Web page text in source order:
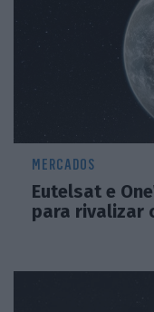
MERCADOS
Eutelsat e
para rivalizar